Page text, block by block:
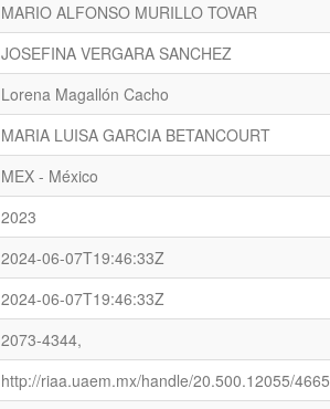
MARIO ALFONSO MURILLO TOVAR
JOSEFINA VERGARA SANCHEZ
Lorena Magallón Cacho
MARIA LUISA GARCIA BETANCOURT
MEX - México
2023
2024-06-07T19:46:33Z
2024-06-07T19:46:33Z
2073-4344,
http://riaa.uaem.mx/handle/20.500.12055/4665